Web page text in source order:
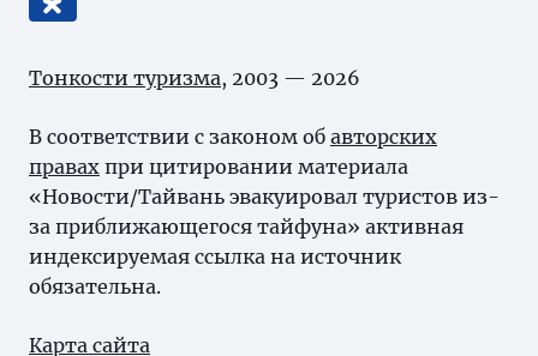
Тонкости туризма, 2003 — 2026
В соответствии с законом об авторских
правах при цитировании материала
«Новости/Тайвань эвакуировал туристов из-
за приближающегося тайфуна» активная
индексируемая ссылка на источник
обязательна.
Карта сайта